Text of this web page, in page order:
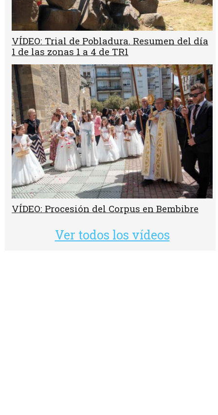
VÍDEO: Trial de Pobladura. Resumen del día
1 de las zonas 1 a 4 de TR1
VÍDEO: Procesión del Corpus en Bembibre
Ver todos los vídeos